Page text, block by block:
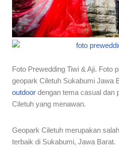
Foto Prewedding Tiwi & Aji. Foto
geopark Ciletuh Sukabumi Jawa
outdoor dengan tema casual dan
Ciletuh yang menawan.
Geopark Ciletuh merupakan
terbaik di Sukabumi, Jawa Barat.